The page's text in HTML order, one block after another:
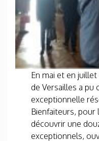
En mai et en
de Versailles a pu
exceptionnelle
Bienfaiteurs,
découvrir une
exceptionnels,